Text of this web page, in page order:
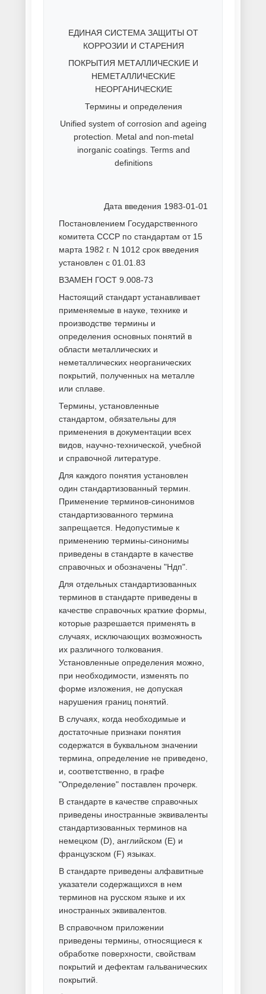
распылением
олово-висмут
Полимерная окраска листов
Полимерная покраска
нержавеющей стали
Порошковая покраска
алюминиевого профиля
Порошковая покраска
Порошковая покраска
велосипедов
Порошковая покраска дверей
Порошковая покраска деталей
автомобиля
Порошковая покраска деталей
мотоцикла
Порошковая покраска дисков
Порошковая покраска
дымоходов
Порошковая покраска кованых
изделий
Порошковая покраска
крупногабаритных
металлоконструкций
Порошковая покраска листов
Порошковая покраска мелких
деталей
Порошковая покраска металла
Порошковая покраска
металлической мебели
Порошковая покраска металлов
и сплавов
Порошковая покраска
металлоконструкций
Порошковая покраска метизов
Порошковая покраска
оцинковки
Порошковая покраска
профнастила